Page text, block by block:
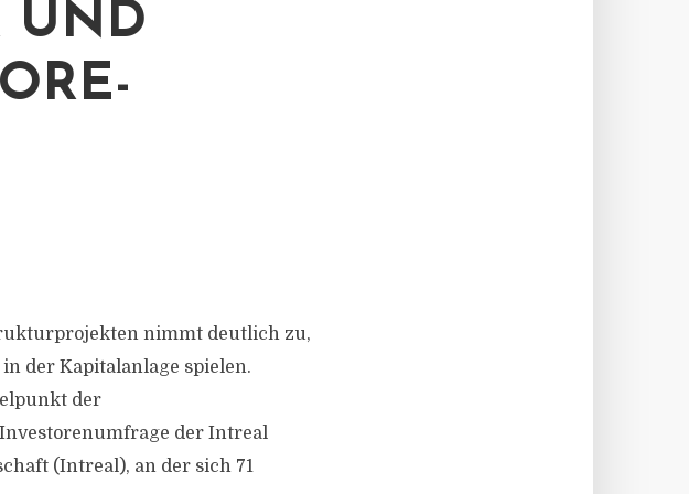
UND
nimmt deutlich zu,
der Kapitalanlage spielen.
der
der Intreal
(Intreal), an der sich 71